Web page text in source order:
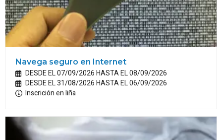
Navega seguro en Internet
DESDE EL 07/09/2026 HASTA EL 08/09/2026
DESDE EL 31/08/2026 HASTA EL 06/09/2026
Inscrición en liña